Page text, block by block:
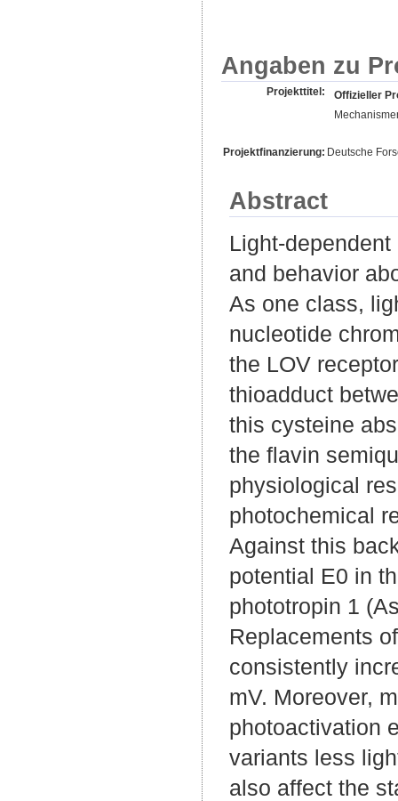
Angaben zu
Projekttitel:
Offizieller
Projektfinanzierung: Deutsche
Abstract
Light-
and behavior
As one class,
nucleotide
the LOV
thioadduct
this cysteine
the flavin
physiological
photochemical
Against this
potential E0 in
phototropin 1
Replacements
consistently
mV. Moreover,
photoactivation
variants less
also affect the